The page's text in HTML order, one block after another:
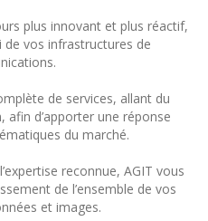
plus innovant et plus réactif,
vos infrastructures de
de services, allant du
afin d’apporter une réponse
du marché.
reconnue, AGIT vous
de l’ensemble de vos
et images.